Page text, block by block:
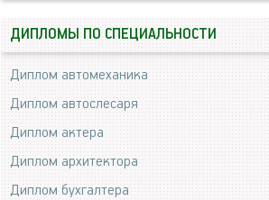
ДИПЛОМЫ ПО СПЕЦИАЛЬНОСТИ
Диплом автомеханика
Диплом автослесаря
Диплом актера
Диплом архитектора
Диплом бухгалтера